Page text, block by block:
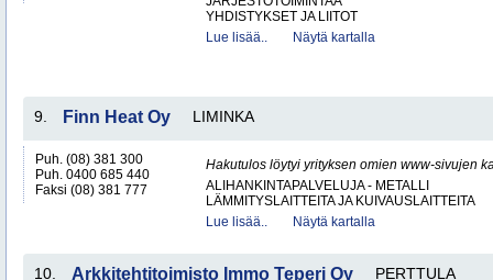
YHDISTYKSET JA LIITOT
Lue lisää..
Näytä kartalla
9. Finn Heat Oy LIMINKA
Puh. (08) 381 300
Puh. 0400 685 440
Faksi (08) 381 777
Hakutulos löytyi yrityksen omien www-sivujen
ALIHANKINTAPALVELUJA - METALLI
LÄMMITYSLAITTEITA JA KUIVAUSLAITTEITA
Lue lisää..
Näytä kartalla
10. Arkkitehtitoimisto Immo Teperi Oy PERTTULA